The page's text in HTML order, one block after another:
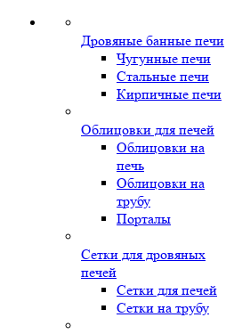
Дровяные банные печи
Чугунные печи
Стальные печи
Кирпичные печи
Облицовки для печей
Облицовки на
печь
Облицовки на
трубу
Порталы
Сетки для дровяных
печей
Сетки для печей
Сетки на трубу